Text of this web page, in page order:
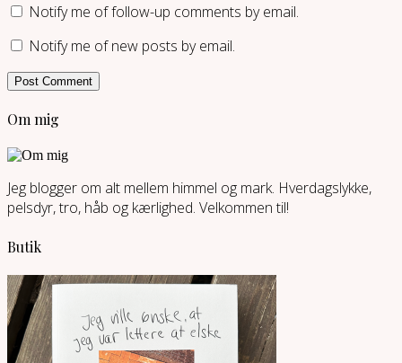
Notify me of follow-up comments by email.
Notify me of new posts by email.
Om mig
Jeg blogger om alt mellem himmel og mark. Hverdagslykke,
pelsdyr, tro, håb og kærlighed. Velkommen til!
Butik